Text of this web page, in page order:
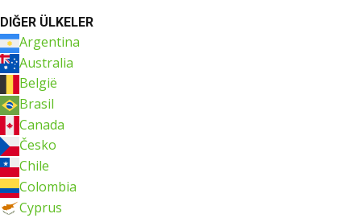
DIĞER ÜLKELER
Argentina
Australia
België
Brasil
Canada
Česko
Chile
Colombia
Cyprus